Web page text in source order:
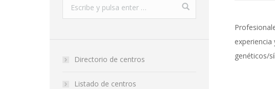
genéticos/
Directorio de centros
Listado de centros